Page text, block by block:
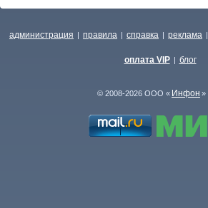
администрация | правила | справка | реклама |
оплата VIP | блог
© 2008-2026 ООО « Инфон »